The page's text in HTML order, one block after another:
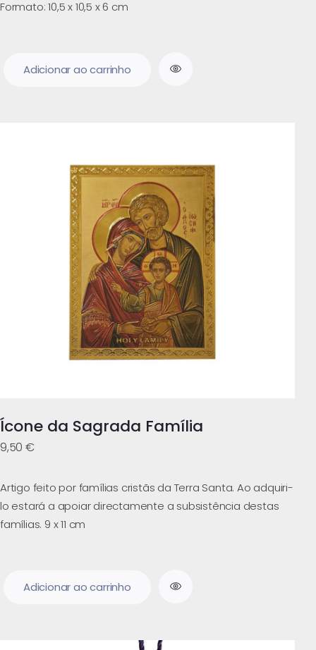
Formato: 10,5 x 10,5 x 6 cm
Adicionar ao carrinho
Ícone da Sagrada Família
9,50 €
Artigo feito por famílias cristãs da Terra Santa. Ao adquiri-
lo estará a apoiar directamente a subsistência destas
famílias. 9 x 11 cm
Adicionar ao carrinho